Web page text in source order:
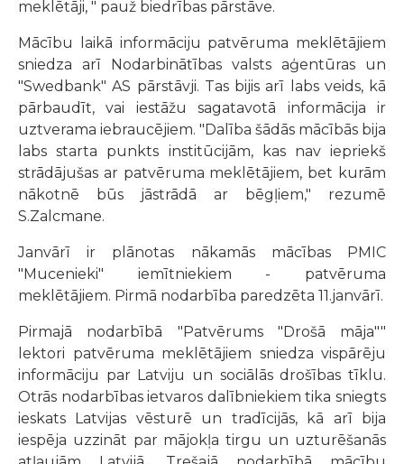
meklētāji, " pauž biedrības pārstāve.
Mācību laikā informāciju patvēruma meklētājiem
sniedza arī Nodarbinātības valsts aģentūras un
"Swedbank" AS pārstāvji. Tas bijis arī labs veids, kā
pārbaudīt, vai iestāžu sagatavotā informācija ir
uztverama iebraucējiem. "Dalība šādās mācībās bija
labs starta punkts institūcijām, kas nav iepriekš
strādājušas ar patvēruma meklētājiem, bet kurām
nākotnē būs jāstrādā ar bēgļiem," rezumē
S.Zalcmane.
Janvārī ir plānotas nākamās mācības PMIC
"Mucenieki" iemītniekiem - patvēruma
meklētājiem. Pirmā nodarbība paredzēta 11.janvārī.
Pirmajā nodarbībā "Patvērums "Drošā māja""
lektori patvēruma meklētājiem sniedza vispārēju
informāciju par Latviju un sociālās drošības tīklu.
Otrās nodarbības ietvaros dalībniekiem tika sniegts
ieskats Latvijas vēsturē un tradīcijās, kā arī bija
iespēja uzzināt par mājokļa tirgu un uzturēšanās